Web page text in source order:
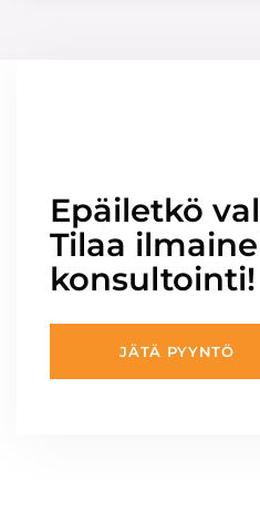
Epäiletkö
Tilaa
konsultointi!
JÄTÄ PYYNTÖ